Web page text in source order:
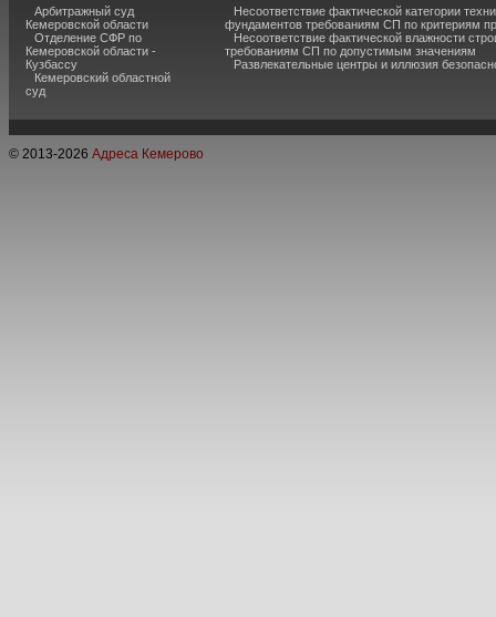
Арбитражный суд
Кемеровской области
Отделение СФР по
Кемеровской области -
Кузбассу
Кемеровский областной
суд
Несоответствие фактической категории
фундаментов требованиям СП по критериям
Несоответствие фактической влажности
требованиям СП по допустимым значениям
Развлекательные центры и иллюзия
© 2013-2026 Адреса Кемерово